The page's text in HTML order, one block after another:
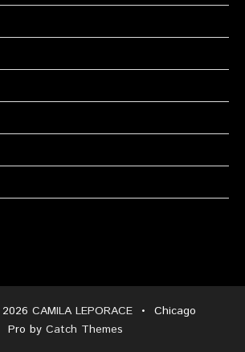
CAMILA LEPORACE • Chicago
Pro by Catch Themes